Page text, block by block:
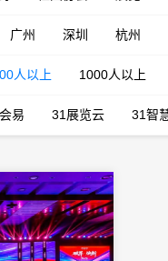
广州 深圳 杭州
人以上 1000人以上
易 31展览云 31智